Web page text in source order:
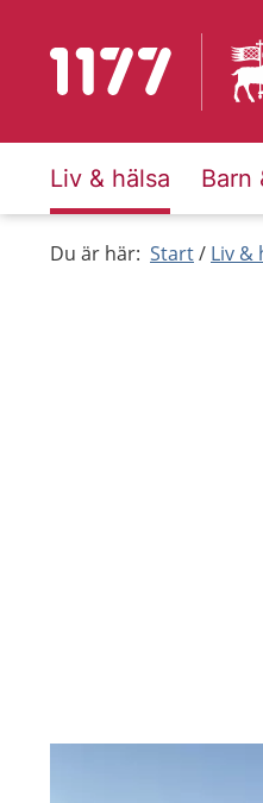
Till startsidan för 1177
Liv & hälsa Barn
Du är här: Start Liv &